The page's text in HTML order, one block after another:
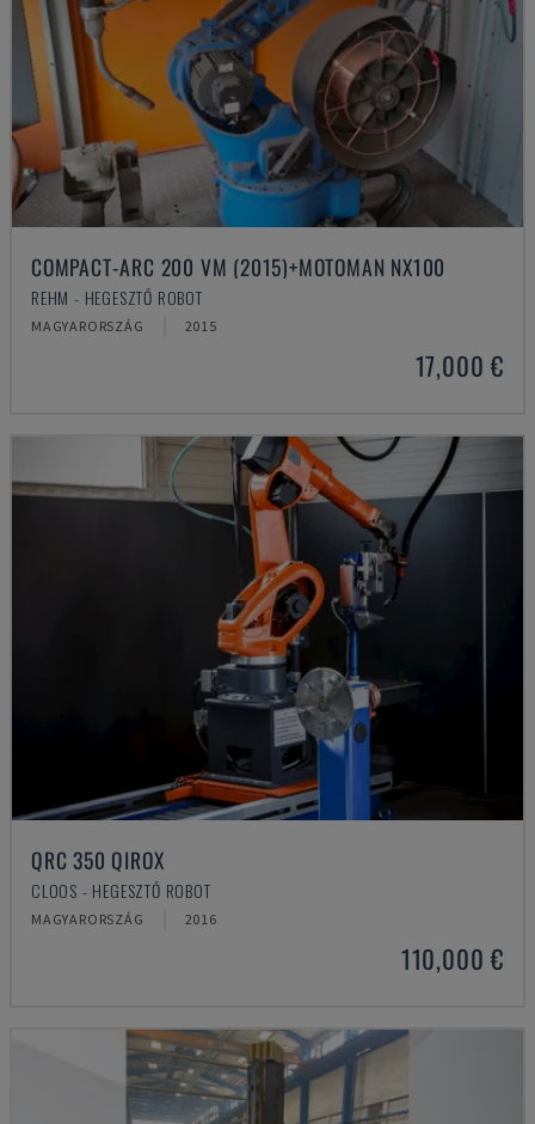
COMPACT-ARC 200 VM (2015)+MOTOMAN NX100
REHM - HEGESZTŐ ROBOT
MAGYARORSZÁG 2015
17,000 €
QRC 350 QIROX
CLOOS - HEGESZTŐ ROBOT
MAGYARORSZÁG 2016
110,000 €